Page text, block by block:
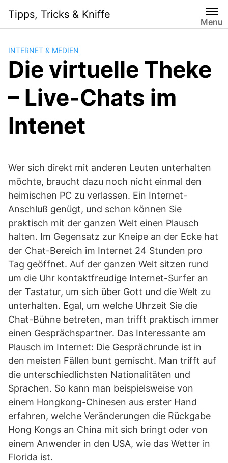
content
Tipps, Tricks & Kniffe
Menu
INTERNET & MEDIEN
Die virtuelle Theke
– Live-Chats im
Intenet
Wer sich direkt mit anderen Leuten unterhalten
möchte, braucht dazu noch nicht einmal den
heimischen PC zu verlassen. Ein Internet-
Anschluß genügt, und schon können Sie
praktisch mit der ganzen Welt einen Plausch
halten. Im Gegensatz zur Kneipe an der Ecke hat
der Chat-Bereich im Internet 24 Stunden pro
Tag geöffnet. Auf der ganzen Welt sitzen rund
um die Uhr kontaktfreudige Internet-Surfer an
der Tastatur, um sich über Gott und die Welt zu
unterhalten. Egal, um welche Uhrzeit Sie die
Chat-Bühne betreten, man trifft praktisch immer
einen Gesprächspartner. Das Interessante am
Plausch im Internet: Die Gesprächrunde ist in
den meisten Fällen bunt gemischt. Man trifft auf
die unterschiedlichsten Nationalitäten und
Sprachen. So kann man beispielsweise von
einem Hongkong-Chinesen aus erster Hand
erfahren, welche Veränderungen die Rückgabe
Hong Kongs an China mit sich bringt oder von
einem Anwender in den USA, wie das Wetter in
Florida ist.